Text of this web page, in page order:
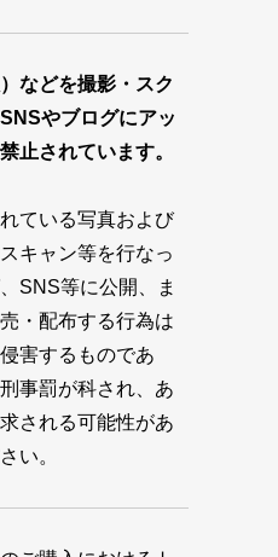
などを撮影・スク
やブログにアッ
止されています。
ている写真および
キャン等を行なっ
SNS等に公開、ま
・配布する行為は
害するものであ
事罰が科され、あ
される可能性があ
い。